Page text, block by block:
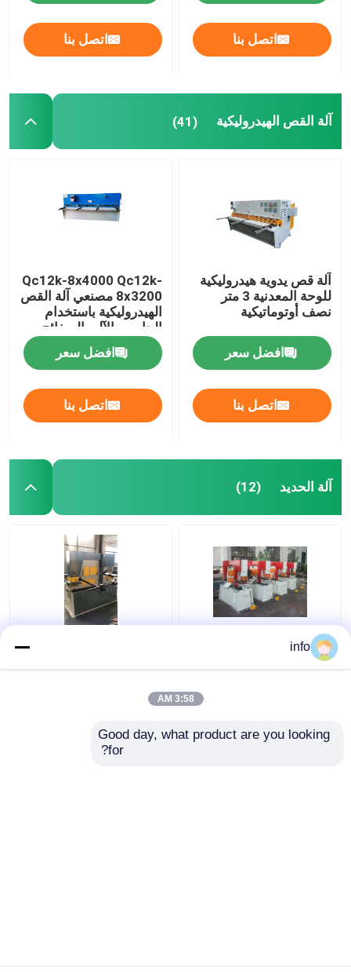
اتصل بنا اتصل بنا
آلة القص الهيدروليكية (41)
آلة قص يدوية هيدروليكية
للوحة المعدنية 3 متر
نصف أوتوماتيكية
افضل سعر
اتصل بنا
Qc12k-8x4000 Qc12k-
8x3200 مصنعي آلة القص
الهيدروليكية باستخدام
الحاسب الآلي الصفائح
المعدنية
افضل سعر
اتصل بنا
آلة الحديد (12)
أعمال الحديد مكبس
هيدروليكي لكمة وقص آلة
والتثقيب اليدوية الصغيرة
info
3:58 AM
Good day, what product are you looking
for?